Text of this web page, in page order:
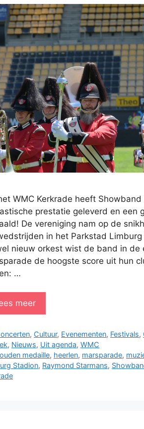
WMC Kerkrade heeft
prestatie geleverd en een
De vereniging nam op de
in het Parkstad
nieuw orkest wist de band in de
de hoogste score uit hun
…
meer
, Cultuur, Evenementen, Festivals,
, Nieuws, Uit agenda, WMC
medaille, heerlen, marsparade,
Stadion, Raymond Starmans,